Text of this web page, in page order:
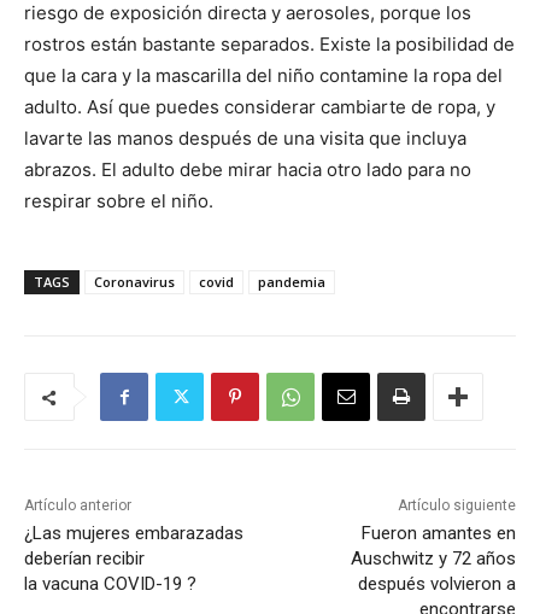
riesgo de exposición directa y aerosoles, porque los
rostros están bastante separados. Existe la posibilidad de
que la cara y la mascarilla del niño contamine la ropa del
adulto. Así que puedes considerar cambiarte de ropa, y
lavarte las manos después de una visita que incluya
abrazos. El adulto debe mirar hacia otro lado para no
respirar sobre el niño.
TAGS Coronavirus covid pandemia
Artículo anterior
¿Las mujeres embarazadas
deberían recibir
la vacuna COVID-19 ?
Artículo siguiente
Fueron amantes en
Auschwitz y 72 años
después volvieron a
encontrarse